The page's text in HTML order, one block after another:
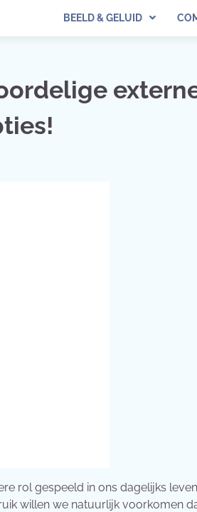
BEELD & GELUID
rol gespeeld in ons dagelijks
willen we natuurlijk voorkomen